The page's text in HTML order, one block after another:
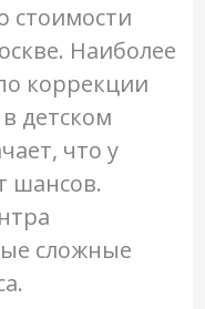
стоимости
Наиболее
коррекции
детском
что у
шансов.
сложные